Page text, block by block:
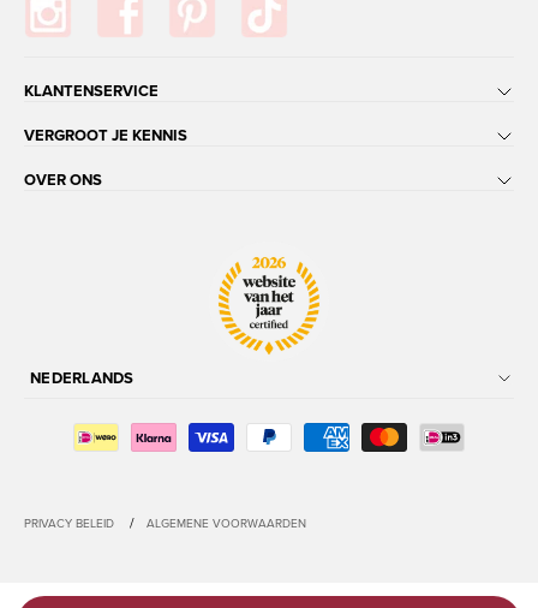
KLANTENSERVICE
VERGROOT JE KENNIS
OVER ONS
NEDERLANDS
PRIVACY BELEID / ALGEMENE VOORWAARDEN